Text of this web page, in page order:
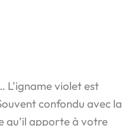
violet est
confondu avec la
qu’il apporte à votre